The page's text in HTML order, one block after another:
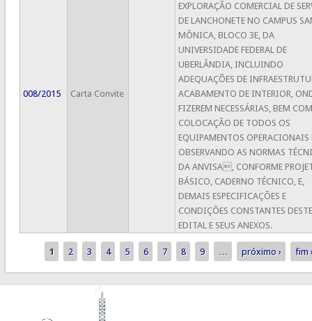
008/2015 Carta Convite
EXPLORAÇÃO COMERCIAL DE
DE LANCHONETE NO CAMPUS
MÔNICA, BLOCO 3E, DA
UNIVERSIDADE FEDERAL DE
UBERLÂNDIA, INCLUINDO
ADEQUAÇÕES DE
ACABAMENTO DE INTERIOR,
FIZEREM NECESSÁRIAS, BEM
COLOCAÇÃO DE TODOS OS
EQUIPAMENTOS OPERACIONAIS
OBSERVANDO AS NORMAS
DA ANVISA, CONFORME
BÁSICO, CADERNO TÉCNICO, E,
DEMAIS ESPECIFICAÇÕES E
CONDIÇÕES CONSTANTES DESTE
EDITAL E SEUS ANEXOS.
Páginas
1 2 3 4 5 6 7 8 9 … próximo › fim